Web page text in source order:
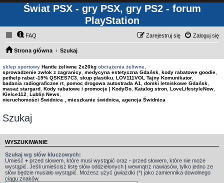
Świat PSX - gry PSX, gry PS2 - forum
PlayStation
FAQ Zaloguj się
Zarejestruj się
Strona główna Szukaj
sklep sportowy Hantle żeliwne 2x20kg obciążenia żeliwne,
sprowadzenie zwłok z zagranicy medycyna estetyczna Gdańsk kody rabatowe goodie
pethelp rabat -15% QSKES7C3 skup plastiku LOV111VOL Tajny Komunikator
badania radiograficzne rt, pomoc drogowa autostrada A1 domki letniskowe Gdańsk
masaż stargard Kody rabatowe i promocje | KodyGo Katalog stron LoveLifestyleNow
Kielce112
Lublin News
nieruchomości Świdnica , mieszkanie świdnica, agencja Świdnica
Szukaj
WYSZUKIWANIE
Szukaj wg słów kluczowych:
Umieść + przed słowem, które musi wystąpić oraz - przed słowem, które nie może
wystąpić. Jeśli umieścisz listę słów oddzielonych | wewnątrz nawiasów, tylko jedno ze
słów będzie musiało wystąpić. Możesz użyć gwiazdki (*) jako zamiennika dowolnego
ciągu znaków.